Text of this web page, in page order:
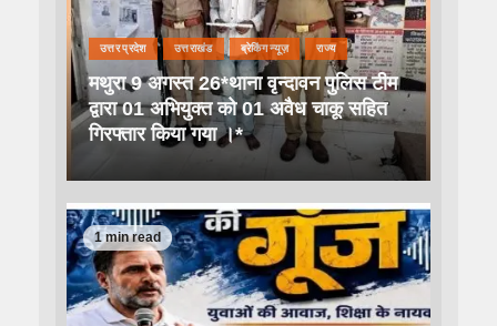
उत्तर प्रदेश उत्तराखंड ब्रेकिंग न्यूज़ राज्य
मथुरा 9 अगस्त 26*थाना वृन्दावन पुलिस टीम
द्वारा 01 अभियुक्त को 01 अवैध चाकू सहित
गिरफ्तार किया गया ।*
1 min read